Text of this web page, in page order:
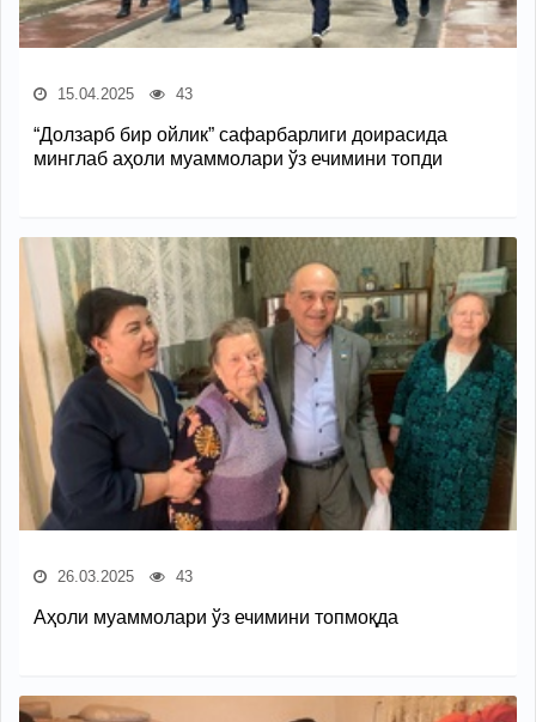
15.04.2025 43
“Долзарб бир ойлик” сафарбарлиги доирасида
минглаб аҳоли муаммолари ўз ечимини топди
26.03.2025 43
Аҳоли муаммолари ўз ечимини топмоқда